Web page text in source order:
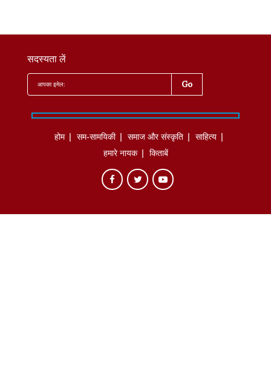
सदस्यता लें
होम सम-सामयिकी समाज और संस्कृति
साहित्‍य
हमारे नायक
किताबें